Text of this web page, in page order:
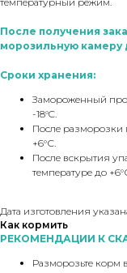
После получения
морозильную камеру
Сроки хранения:
Замороженный
-18°C.
После разморозки
+6°С.
После вскрытия
температуре до
Дата изготовления
Как кормить
РЕКОМЕНДАЦИИ К
Разморозьте корм